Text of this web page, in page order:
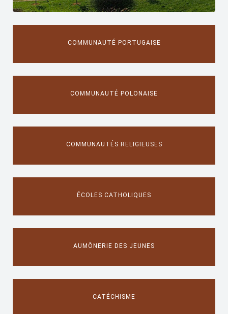
COMMUNAUTÉ PORTUGAISE
COMMUNAUTÉ POLONAISE
COMMUNAUTÉS RELIGIEUSES
ÉCOLES CATHOLIQUES
AUMÔNERIE DES JEUNES
CATÉCHISME